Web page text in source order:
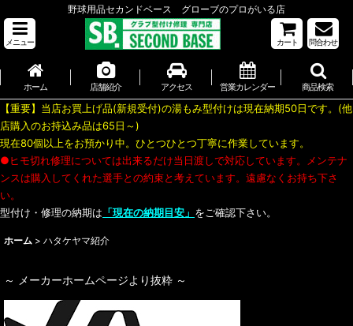
野球用品セカンドベース グローブのプロがいる店
メニュー カート 問合わせ
ホーム 店舗紹介 アクセス 営業カレンダー 商品検索
【重要】当店お買上げ品(新規受付)の湯もみ型付けは現在納期50日です。(他
店購入のお持込み品は65日～)
現在80個以上をお預かり中。ひとつひとつ丁寧に作業しています。
●ヒモ切れ修理については出来るだけ当日渡しで対応しています。メンテナ
ンスは購入してくれた選手との約束と考えています。遠慮なくお持ち下さ
い。
型付け・修理の納期は 「現在の納期目安」 をご確認下さい。
ホーム > ハタケヤマ紹介
～ メーカーホームページより抜粋 ～